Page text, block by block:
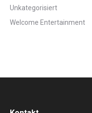
Unkategorisiert
Welcome Entertainment